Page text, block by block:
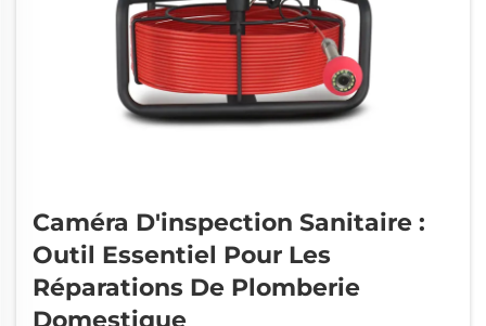
Caméra D'inspection Sanitaire :
Outil Essentiel Pour Les
Réparations De Plomberie